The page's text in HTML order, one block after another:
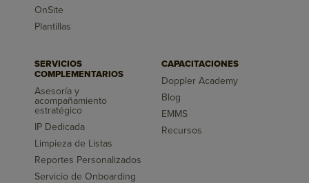
OnSite
Plantillas
SERVICIOS
COMPLEMENTARIOS
Asesoría y
acompañamiento
estratégico
IP Dedicada
Limpieza de Listas
Reportes Personalizados
Servicio de Onboarding
CAPACITACIONES
Doppler Academy
Blog
EMMS
Recursos